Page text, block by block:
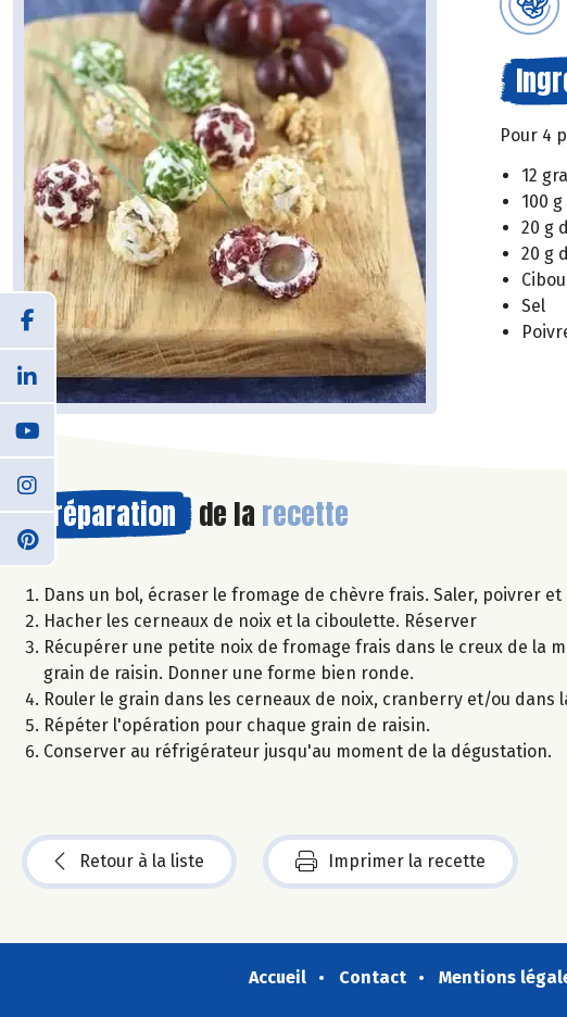
Pour 4
12
100
20 g
20 g
Sel
Préparation de la recette
Dans un bol, écraser le fromage de chèvre frais. Saler, poivrer et
Hacher les cerneaux de noix et la ciboulette. Réserver
Récupérer une petite noix de fromage frais dans le creux de la
grain de raisin. Donner une forme bien ronde.
Rouler le grain dans les cerneaux de noix, cranberry et/ou dans
Répéter l'opération pour chaque grain de raisin.
Conserver au réfrigérateur jusqu'au moment de la dégustation.
Retour à la liste Imprimer la recette
Accueil Contact Mentions